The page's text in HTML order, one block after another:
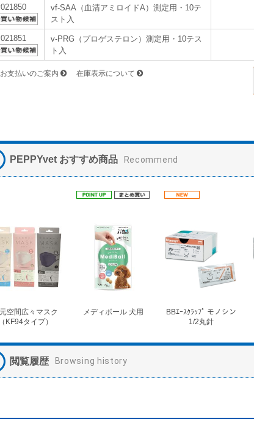
vf-SAA（血清アミロイドA）測定用・10テ
スト入
v-PRG（プロゲステロン）測定用・10テス
ト入
支払いのご案内 在庫表示について
PEPPYvet おすすめ商品 Recommend
空間広々マスク
KF94タイプ）
メディボール 犬用
BBｴｰｽｸﾗｯﾌﾟ モノシン
1/2丸針
閲覧履歴 Browsing history